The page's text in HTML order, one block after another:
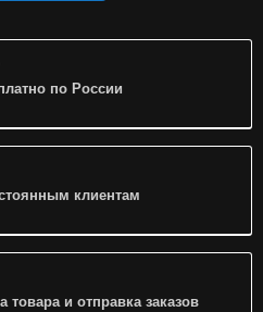
по России
клиентам
товара и отправка заказов